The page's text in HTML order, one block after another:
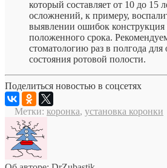
который составляет от 10 до 15
осложнений, к примеру,
выявлении ошибок конструкция
положенного срока.
стоматологию раз в полгода для
состояния ротовой полости.
Поделиться новостью в соцсетях
Метки: коронка, установка коронки